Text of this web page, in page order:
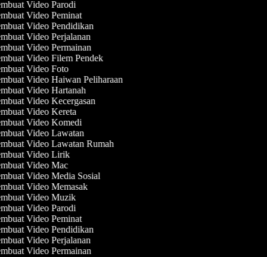
Video Parodi
Video Peminat
Video Pendidikan
Video Perjalanan
Video Permainan
Video Filem Pendek
Video Foto
Video Haiwan Peliharaan
Video Hartanah
Video Kecergasan
Video Kereta
Video Komedi
Video Lawatan
Video Lawatan Rumah
Video Lirik
Video Mac
Video Media Sosial
Video Memasak
Video Muzik
Video Parodi
Video Peminat
Video Pendidikan
Video Perjalanan
Video Permainan